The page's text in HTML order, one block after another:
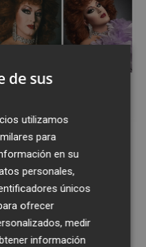
horas a
una base
los rasgos de
imitar. “Yo cogía
mío y dibujaba
de sus
utilizamos
para
en su
personales,
únicos
ofrecer
medir
información